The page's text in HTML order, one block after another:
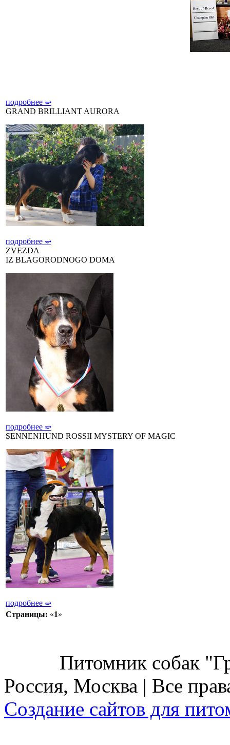
подробнее ⥴
GRAND BRILLIANT AURORA
подробнее ⥴
ZVEZDA
IZ BLAGORODNOGO DOMA
подробнее ⥴
SENNENHUND ROSSII MYSTERY OF MAGIC
подробнее ⥴
Страницы: «1»
Питомник собак
Россия, Москва | Все
Cоздание сайтов для